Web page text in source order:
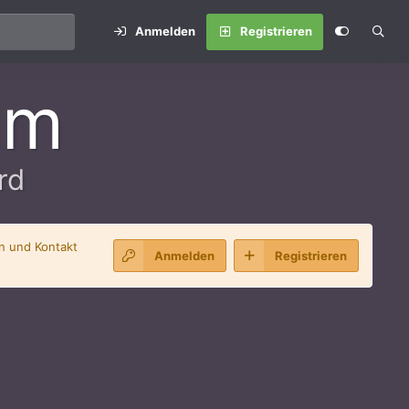
Anmelden Registrieren
und Kontakt
Anmelden Registrieren